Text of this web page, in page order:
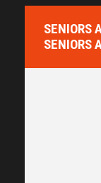
SENIORS
SENIORS